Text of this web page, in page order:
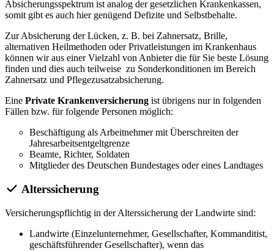
Absicherungsspektrum ist analog der gesetzlichen Krankenkassen,
somit gibt es auch hier genügend Defizite und Selbstbehalte.
Zur Absicherung der Lücken, z. B. bei Zahnersatz, Brille,
alternativen Heilmethoden oder Privatleistungen im Krankenhaus
können wir aus einer Vielzahl von Anbieter die für Sie beste Lösung
finden und dies auch teilweise zu Sonderkonditionen im Bereich
Zahnersatz und Pflegezusatzabsicherung.
Eine Private Krankenversicherung ist übrigens nur in folgenden
Fällen bzw. für folgende Personen möglich:
Beschäftigung als Arbeitnehmer mit Überschreiten der
Jahresarbeitsentgeltgrenze
Beamte, Richter, Soldaten
Mitglieder des Deutschen Bundestages oder eines Landtages
Alterssicherung
Versicherungspflichtig in der Alterssicherung der Landwirte sind:
Landwirte (Einzelunternehmer, Gesellschafter, Kommanditist,
geschäftsführender Gesellschafter), wenn das